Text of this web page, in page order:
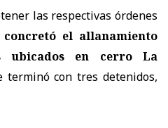
las respectivas órdenes
concretó el allanamiento
ubicados en cerro La
terminó con tres detenidos,